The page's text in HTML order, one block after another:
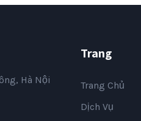
Hà Nội
Trang
Trang Chủ
Dịch Vụ